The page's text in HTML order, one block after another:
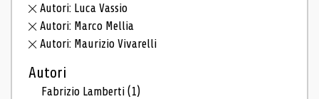
Autori: Luca Vassio
Autori: Marco Mellia
Autori: Maurizio Vivarelli
Autori
Fabrizio Lamberti(1)